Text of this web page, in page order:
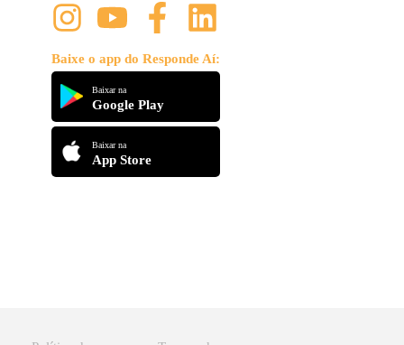
Baixe o app do Responde Aí:
Baixar na
Google Play
Baixar na
App Store